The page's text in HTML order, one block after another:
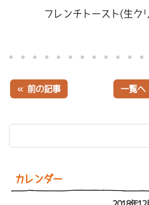
カレンダー
フレンチトースト(生ク
« 前の記事 一覧へ